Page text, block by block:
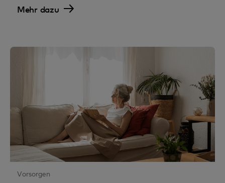
Mehr dazu
Vorsorgen